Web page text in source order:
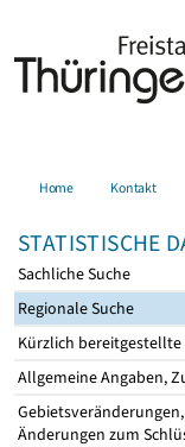
Home Kontakt
STATISTISCHE
Sachliche Suche
Regionale Suche
Kürzlich bereitgestellte
Allgemeine Angaben,
Gebietsveränderungen,
Änderungen zum